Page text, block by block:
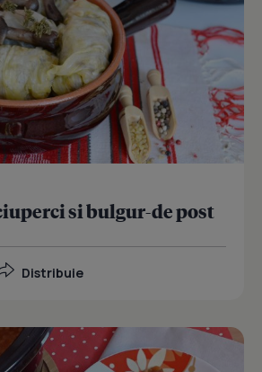
si bulgur-de post
Distribuie